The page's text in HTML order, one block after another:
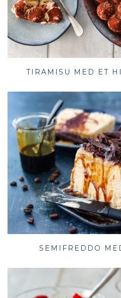
TIRAMISU MED ET
SEMIFREDDO